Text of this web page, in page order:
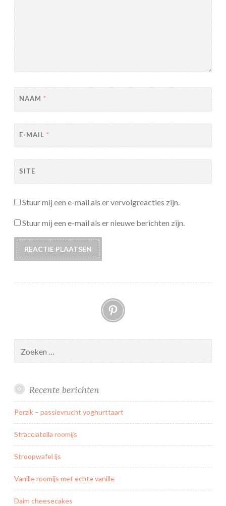
NAAM *
E-MAIL *
SITE
Stuur mij een e-mail als er vervolgreacties zijn.
Stuur mij een e-mail als er nieuwe berichten zijn.
Pinterest
naar:
Recente berichten
Perzik – passievrucht yoghurttaart
Stracciatella roomijs
Stroopwafel ijs
Vanille roomijs met echte vanille
Daim cheesecakes